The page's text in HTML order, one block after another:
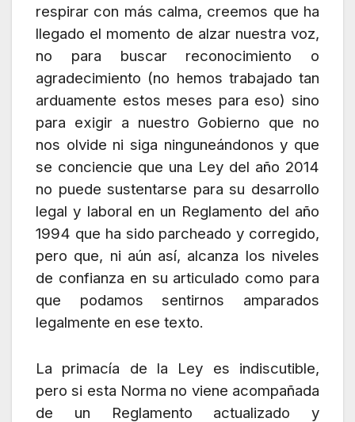
respirar con más calma, creemos que ha
llegado el momento de alzar nuestra voz,
no para buscar reconocimiento o
agradecimiento (no hemos trabajado tan
arduamente estos meses para eso) sino
para exigir a nuestro Gobierno que no
nos olvide ni siga ninguneándonos y que
se conciencie que una Ley del año 2014
no puede sustentarse para su desarrollo
legal y laboral en un Reglamento del año
1994 que ha sido parcheado y corregido,
pero que, ni aún así, alcanza los niveles
de confianza en su articulado como para
que podamos sentirnos amparados
legalmente en ese texto.
La primacía de la Ley es indiscutible,
pero si esta Norma no viene acompañada
de un Reglamento actualizado y